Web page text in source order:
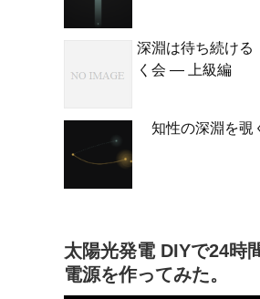
深淵は待ち続け
く会 — 上級編
知性の深淵を覗
太陽光発電 DIYで24時
電源を作ってみた。